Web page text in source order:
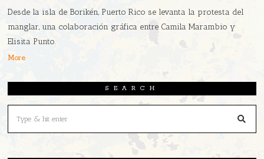
Desde la isla de Borikén, Puerto Rico se levanta la protesta del
manglar, una colaboración gráfica entre Camila Marambio y
Elisita Punto.
More
SEARCH